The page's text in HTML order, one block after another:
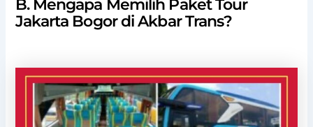
B. Mengapa Memilih Paket Tour
Jakarta Bogor di Akbar Trans?